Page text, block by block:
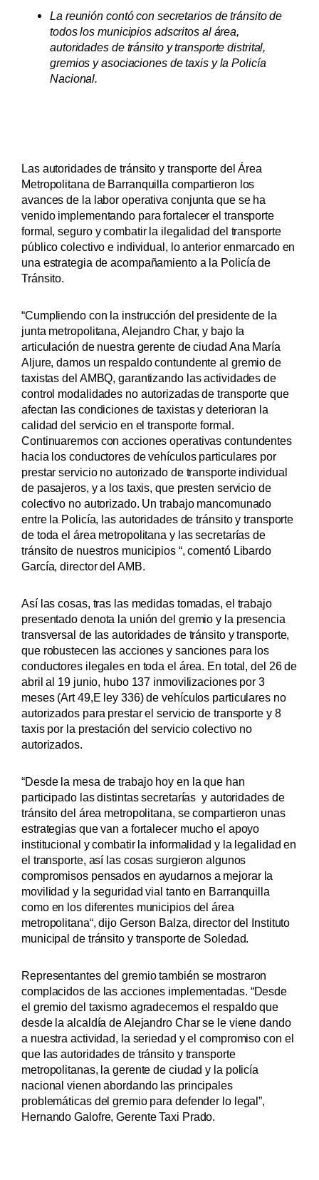
La reunión contó con secretarios de tránsito de
todos los municipios adscritos al área,
autoridades de tránsito y transporte distrital,
gremios y asociaciones de taxis y la Policía
Nacional.
Las autoridades de tránsito y transporte del Área
Metropolitana de Barranquilla compartieron los
avances de la labor operativa conjunta que se ha
venido implementando para fortalecer el transporte
formal, seguro y combatir la ilegalidad del transporte
público colectivo e individual, lo anterior enmarcado en
una estrategia de acompañamiento a la Policía de
Tránsito.
“Cumpliendo con la instrucción del presidente de la
junta metropolitana, Alejandro Char, y bajo la
articulación de nuestra gerente de ciudad Ana María
Aljure, damos un respaldo contundente al gremio de
taxistas del AMBQ, garantizando las actividades de
control modalidades no autorizadas de transporte que
afectan las condiciones de taxistas y deterioran la
calidad del servicio en el transporte formal.
Continuaremos con acciones operativas contundentes
hacia los conductores de vehículos particulares por
prestar servicio no autorizado de transporte individual
de pasajeros, y a los taxis, que presten servicio de
colectivo no autorizado. Un trabajo mancomunado
entre la Policía, las autoridades de tránsito y transporte
de toda el área metropolitana y las secretarías de
tránsito de nuestros municipios “, comentó Libardo
García, director del AMB.
Así las cosas, tras las medidas tomadas, el trabajo
presentado denota la unión del gremio y la presencia
transversal de las autoridades de tránsito y transporte,
que robustecen las acciones y sanciones para los
conductores ilegales en toda el área. En total, del 26 de
abril al 19 junio, hubo 137 inmovilizaciones por 3
meses (Art 49,E ley 336) de vehículos particulares no
autorizados para prestar el servicio de transporte y 8
taxis por la prestación del servicio colectivo no
autorizados.
“Desde la mesa de trabajo hoy en la que han
participado las distintas secretarías y autoridades de
tránsito del área metropolitana, se compartieron unas
estrategias que van a fortalecer mucho el apoyo
institucional y combatir la informalidad y la legalidad en
el transporte, así las cosas surgieron algunos
compromisos pensados en ayudarnos a mejorar la
movilidad y la seguridad vial tanto en Barranquilla
como en los diferentes municipios del área
metropolitana“, dijo Gerson Balza, director del Instituto
municipal de tránsito y transporte de Soledad.
Representantes del gremio también se mostraron
complacidos de las acciones implementadas. “Desde
el gremio del taxismo agradecemos el respaldo que
desde la alcaldía de Alejandro Char se le viene dando
a nuestra actividad, la seriedad y el compromiso con el
que las autoridades de tránsito y transporte
metropolitanas, la gerente de ciudad y la policía
nacional vienen abordando las principales
problemáticas del gremio para defender lo legal”,
Hernando Galofre, Gerente Taxi Prado.